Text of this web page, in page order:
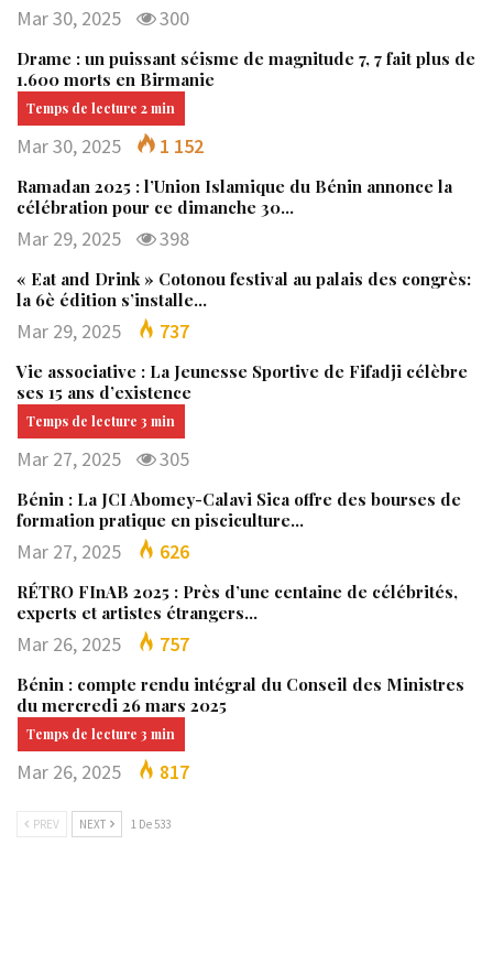
Mar 30, 2025 300
Drame : un puissant séisme de magnitude 7, 7 fait plus de
1.600 morts en Birmanie
Mar 30, 2025 1 152
Ramadan 2025 : l’Union Islamique du Bénin annonce la
célébration pour ce dimanche 30…
Mar 29, 2025 398
« Eat and Drink » Cotonou festival au palais des congrès:
la 6è édition s’installe…
Mar 29, 2025 737
Vie associative : La Jeunesse Sportive de Fifadji célèbre
ses 15 ans d’existence
Mar 27, 2025 305
Bénin : La JCI Abomey-Calavi Sica offre des bourses de
formation pratique en pisciculture…
Mar 27, 2025 626
RÉTRO FInAB 2025 : Près d’une centaine de célébrités,
experts et artistes étrangers…
Mar 26, 2025 757
Bénin : compte rendu intégral du Conseil des Ministres
du mercredi 26 mars 2025
Mar 26, 2025 817
PREV NEXT 1 De 533